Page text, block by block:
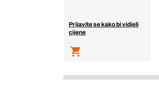
Prijavite se kako bi vidjeli
cijene